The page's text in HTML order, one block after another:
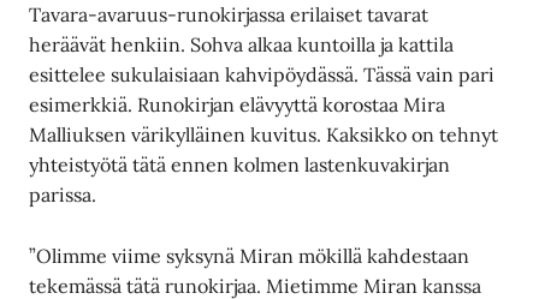
Tavara-avaruus-runokirjassa erilaiset tavarat
heräävät henkiin. Sohva alkaa kuntoilla ja kattila
esittelee sukulaisiaan kahvipöydässä. Tässä vain pari
esimerkkiä. Runokirjan elävyyttä korostaa Mira
Malliuksen värikylläinen kuvitus. Kaksikko on tehnyt
yhteistyötä tätä ennen kolmen lastenkuvakirjan
parissa.
”Olimme viime syksynä Miran mökillä kahdestaan
tekemässä tätä runokirjaa. Mietimme Miran kanssa